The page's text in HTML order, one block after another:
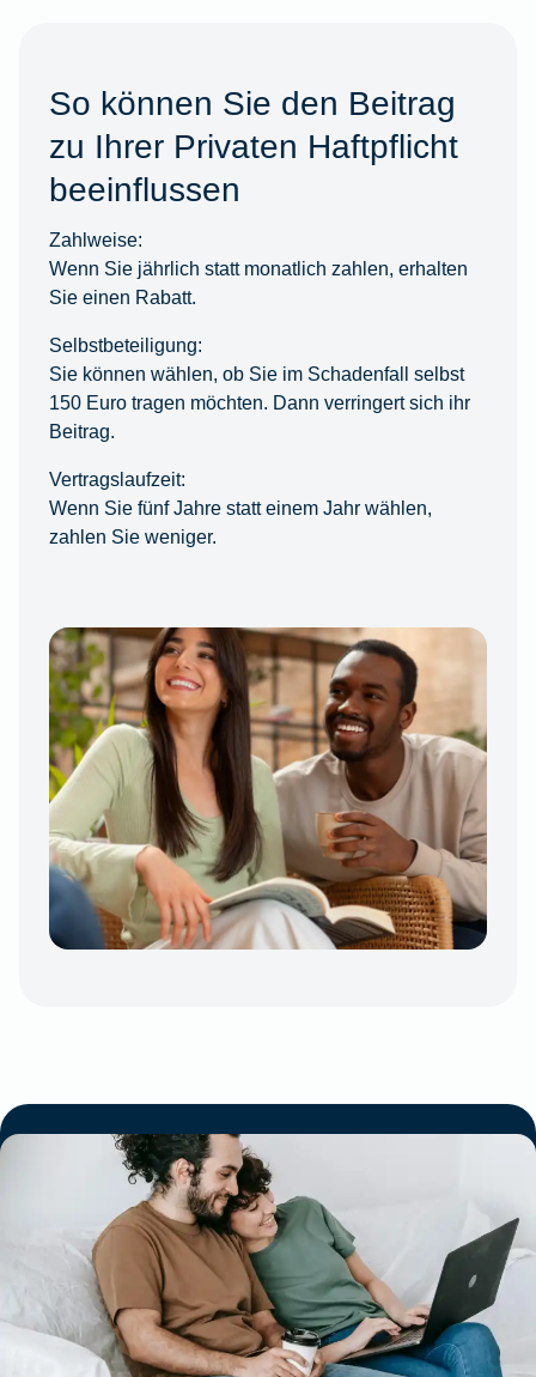
So können Sie den Beitrag
zu Ihrer Privaten Haftpflicht
beeinflussen
Zahlweise:
Wenn Sie jährlich statt monatlich zahlen, erhalten
Sie einen Rabatt.
Selbstbeteiligung:
Sie können wählen, ob Sie im Schadenfall selbst
150 Euro tragen möchten. Dann verringert sich ihr
Beitrag.
Vertragslaufzeit:
Wenn Sie fünf Jahre statt einem Jahr wählen,
zahlen Sie weniger.